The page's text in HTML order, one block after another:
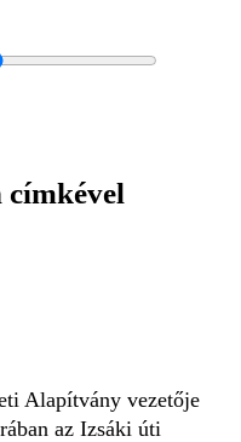
címkével
Alapítvány vezetője
az Izsáki úti